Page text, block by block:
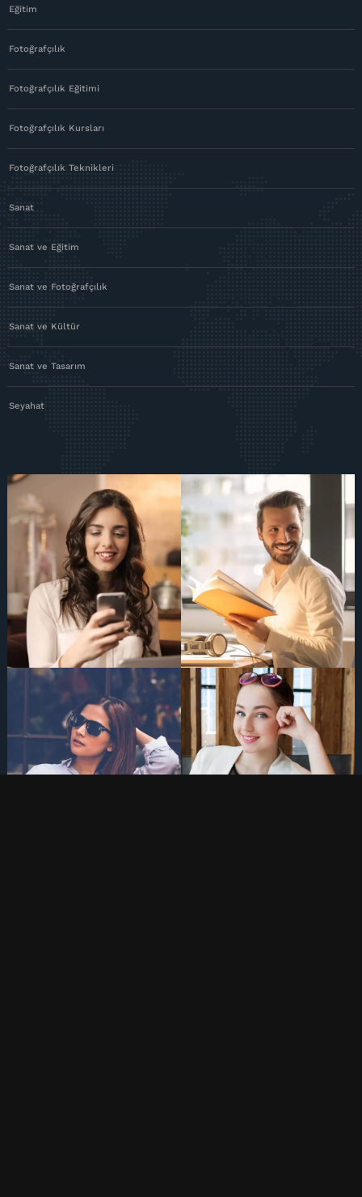
Eğitim
Fotoğrafçılık
Fotoğrafçılık Eğitimi
Fotoğrafçılık Kursları
Fotoğrafçılık Teknikleri
Sanat
Sanat ve Eğitim
Sanat ve Fotoğrafçılık
Sanat ve Kültür
Sanat ve Tasarım
Seyahat